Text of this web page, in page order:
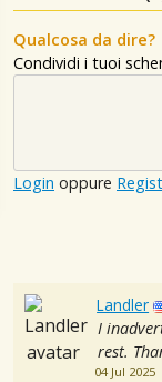
Qualcosa da dire?
Condividi i tuoi
Login oppure
Landler
I
rest.
04 Jul 2025